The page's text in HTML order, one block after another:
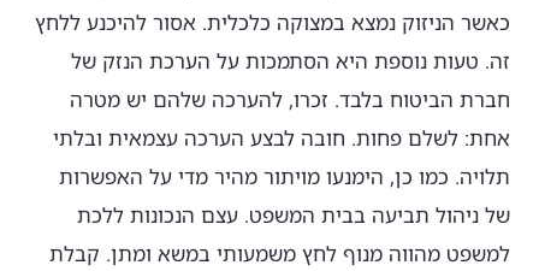
כאשר הניזוק נמצא במצוקה כלכלית. אסור להיכנע ללחץ
זה. טעות נוספת היא הסתמכות על הערכת הנזק של
חברת הביטוח בלבד. זכרו, להערכה שלהם יש מטרה
אחת: לשלם פחות. חובה לבצע הערכה עצמאית ובלתי
תלויה. כמו כן, הימנעו מויתור מהיר מדי על האפשרות
של ניהול תביעה בבית המשפט. עצם הנכונות ללכת
למשפט מהווה מנוף לחץ משמעותי במשא ומתן. קבלת